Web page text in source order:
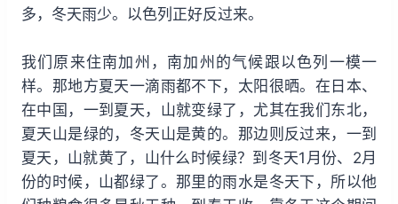
多，冬天雨少。以色列正好反过来。
我们原来住南加州，南加州的气候跟以色列一模一
样。那地方夏天一滴雨都不下，太阳很晒。在日本、
在中国，一到夏天，山就变绿了，尤其在我们东北，
夏天山是绿的，冬天山是黄的。那边则反过来，一到
夏天，山就黄了，山什么时候绿？到冬天1月份、2月
份的时候，山都绿了。那里的雨水是冬天下，所以他